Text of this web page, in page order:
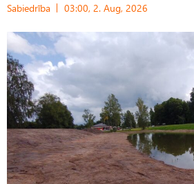
Sabiedrība 03:00, 2. Aug, 2026